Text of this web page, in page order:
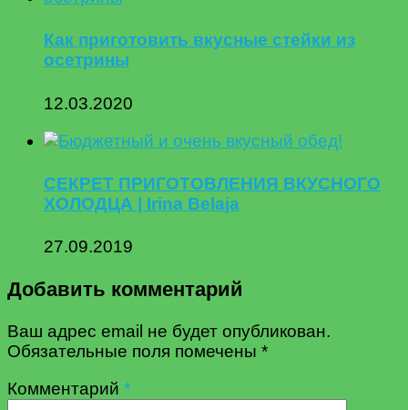
Как приготовить вкусные стейки из
осетрины
12.03.2020
СЕКРЕТ ПРИГОТОВЛЕНИЯ ВКУСНОГО
ХОЛОДЦА | Irina Belaja
27.09.2019
Добавить комментарий
Ваш адрес email не будет опубликован.
Обязательные поля помечены *
Комментарий *